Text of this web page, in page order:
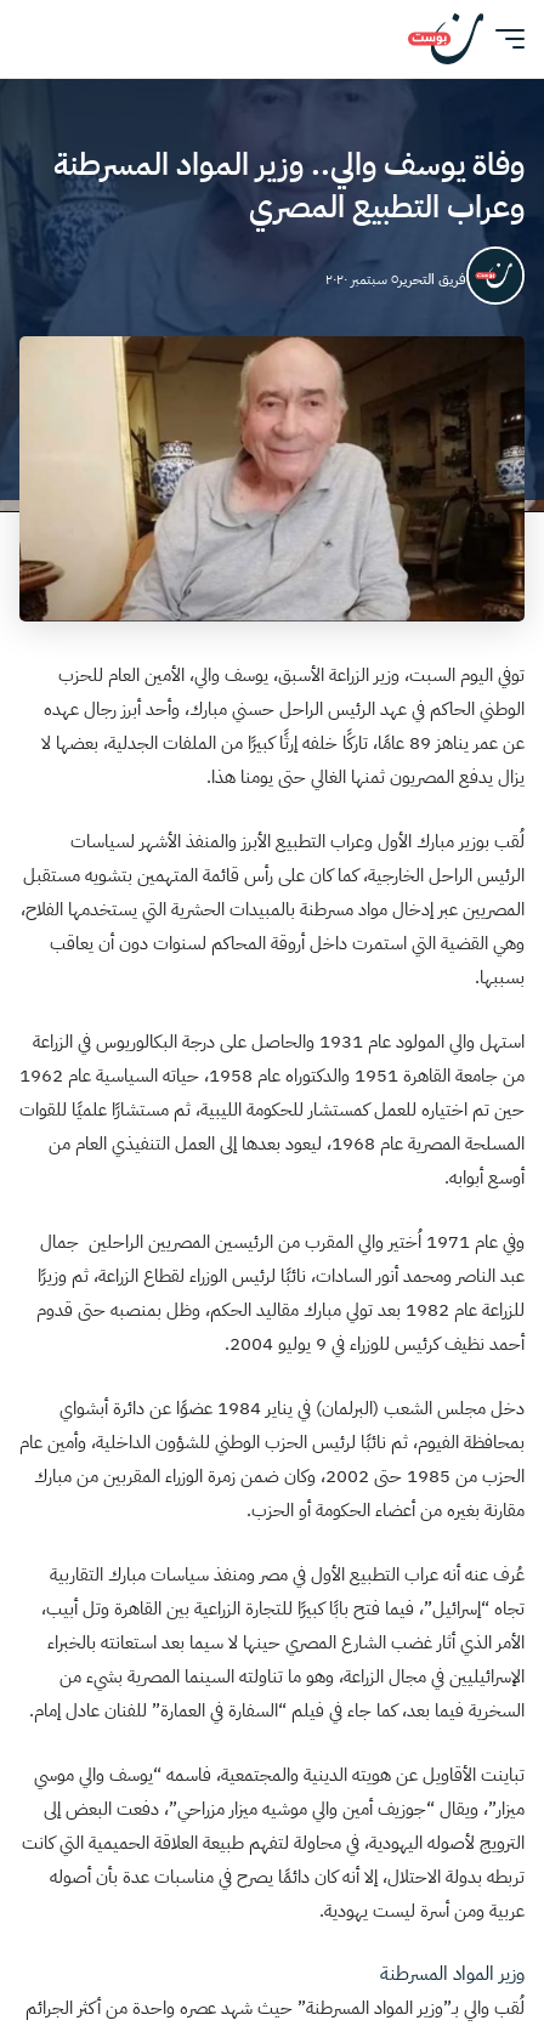
وفاة يوسف والي.. وزير المواد المسرطنة
وعراب التطبيع المصري
فريق التحرير٥ سبتمبر ٢٠٢٠
توفي اليوم السبت، وزير الزراعة الأسبق، يوسف والي، الأمين العام للحزب
الوطني الحاكم في عهد الرئيس الراحل حسني مبارك، وأحد أبرز رجال عهده
عن عمر يناهز 89 عامًا، تاركًا خلفه إرثًا كبيرًا من الملفات الجدلية، بعضها لا
يزال يدفع المصريون ثمنها الغالي حتى يومنا هذا.
لُقب بوزير مبارك الأول وعراب التطبيع الأبرز والمنفذ الأشهر لسياسات
الرئيس الراحل الخارجية، كما كان على رأس قائمة المتهمين بتشويه مستقبل
المصريين عبر إدخال مواد مسرطنة بالمبيدات الحشرية التي يستخدمها الفلاح،
وهي القضية التي استمرت داخل أروقة المحاكم لسنوات دون أن يعاقب
بسببها.
استهل والي المولود عام 1931 والحاصل على درجة البكالوريوس في الزراعة
من جامعة القاهرة 1951 والدكتوراه عام 1958، حياته السياسية عام 1962
حين تم اختياره للعمل كمستشار للحكومة الليبية، ثم مستشارًا علميًا للقوات
المسلحة المصرية عام 1968، ليعود بعدها إلى العمل التنفيذي العام من
أوسع أبوابه.
وفي عام 1971 اُختير والي المقرب من الرئيسين المصريين الراحلين جمال
عبد الناصر ومحمد أنور السادات، نائبًا لرئيس الوزراء لقطاع الزراعة، ثم وزيرًا
للزراعة عام 1982 بعد تولي مبارك مقاليد الحكم، وظل بمنصبه حتى قدوم
أحمد نظيف كرئيس للوزراء في 9 يوليو 2004.
دخل مجلس الشعب (البرلمان) في يناير 1984 عضوًا عن دائرة أبشواي
بمحافظة الفيوم، ثم نائبًا لرئيس الحزب الوطني للشؤون الداخلية، وأمين عام
الحزب من 1985 حتى 2002، وكان ضمن زمرة الوزراء المقربين من مبارك
مقارنة بغيره من أعضاء الحكومة أو الحزب.
عُرف عنه أنه عراب التطبيع الأول في مصر ومنفذ سياسات مبارك التقاربية
تجاه “إسرائيل”، فيما فتح بابًا كبيرًا للتجارة الزراعية بين القاهرة وتل أبيب،
الأمر الذي أثار غضب الشارع المصري حينها لا سيما بعد استعانته بالخبراء
الإسرائيليين في مجال الزراعة، وهو ما تناولته السينما المصرية بشيء من
السخرية فيما بعد، كما جاء في فيلم “السفارة في العمارة” للفنان عادل إمام.
تباينت الأقاويل عن هويته الدينية والمجتمعية، فاسمه “يوسف والي موسي
ميزار”، ويقال “جوزيف أمين والي موشيه ميزار مزراحي”، دفعت البعض إلى
الترويج لأصوله اليهودية، في محاولة لتفهم طبيعة العلاقة الحميمية التي كانت
تربطه بدولة الاحتلال، إلا أنه كان دائمًا يصرح في مناسبات عدة بأن أصوله
عربية ومن أسرة ليست يهودية.
وزير المواد المسرطنة
لُقب والي بـ”وزير المواد المسرطنة” حيث شهد عصره واحدة من أكثر الجرائم